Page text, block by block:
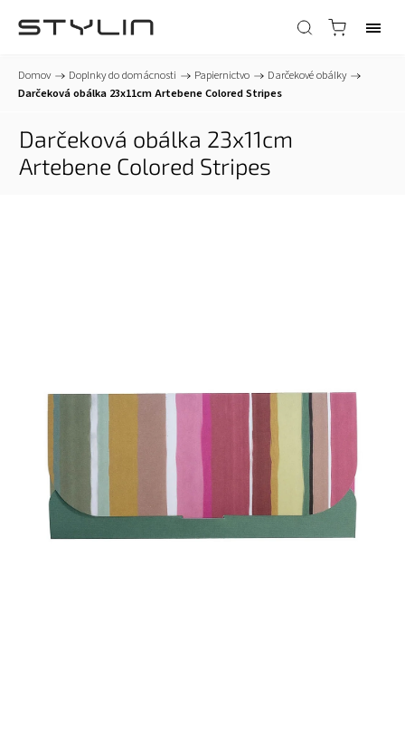
Domov / Doplnky do domácnosti / Papiernictvo / Darčekové obálky /
Darčeková obálka 23x11cm Artebene Colored Stripes
Darčeková obálka 23x11cm
Artebene Colored Stripes